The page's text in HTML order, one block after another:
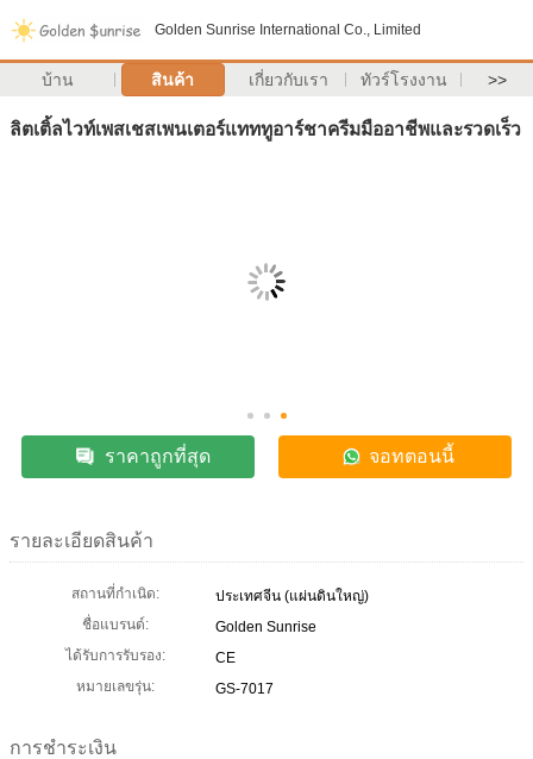
Golden Sunrise International Co., Limited
บ้าน สินค้า เกี่ยวกับเรา ทัวร์โรงงาน >>
ลิตเติ้ลไวท์เพสเชสเพนเตอร์แทททูอาร์ชาครีมมืออาชีพและรวดเร็ว
ราคาถูกที่สุด จอทตอนนี้
รายละเอียดสินค้า
สถานที่กำเนิด:
ประเทศจีน (แผ่นดินใหญ่)
ชื่อแบรนด์:
Golden Sunrise
ได้รับการรับรอง:
CE
หมายเลขรุ่น:
GS-7017
การชำระเงิน